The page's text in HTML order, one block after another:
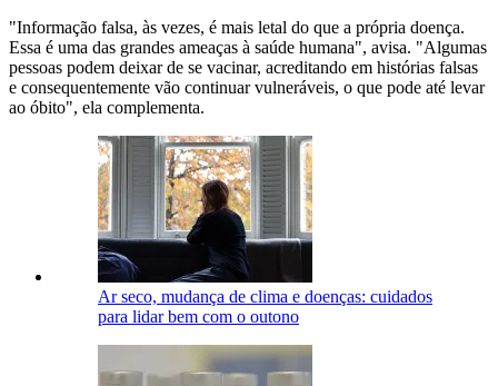
"Informação falsa, às vezes, é mais letal do que a própria doença.
Essa é uma das grandes ameaças à saúde humana", avisa. "Algumas
pessoas podem deixar de se vacinar, acreditando em histórias falsas
e consequentemente vão continuar vulneráveis, o que pode até levar
ao óbito", ela complementa.
Ar seco, mudança de clima e doenças: cuidados
para lidar bem com o outono